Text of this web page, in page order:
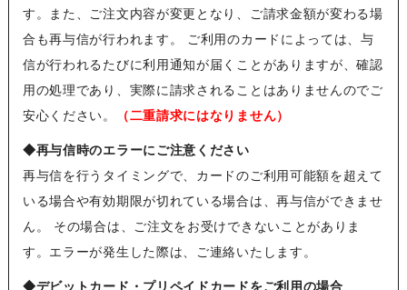
す。また、ご注文内容が変更となり、ご請求金額が変わる場
合も再与信が行われます。 ご利用のカードによっては、与
信が行われるたびに利用通知が届くことがありますが、確認
用の処理であり、実際に請求されることはありませんのでご
安心ください。
（二重請求にはなりません）
◆再与信時のエラーにご注意ください
再与信を行うタイミングで、カードのご利用可能額を超えて
いる場合や有効期限が切れている場合は、再与信ができませ
ん。 その場合は、ご注文をお受けできないことがありま
す。エラーが発生した際は、ご連絡いたします。
◆デビットカード・プリペイドカードをご利用の場合